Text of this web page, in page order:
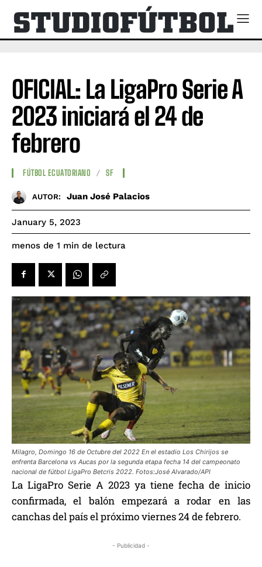
OFICIAL: La LigaPro Serie A
2023 iniciará el 24 de
febrero
FÚTBOL ECUATORIANO SF
AUTOR: Juan José Palacios
January 5, 2023
menos de 1 min de lectura
Milagro, Domingo 16 de Octubre del 2022 En el estadio Los Chirijos se
enfrenta Barcelona vs Aucas por la segunda etapa fecha 14 del campeonato
nacional de fútbol LigaPro Betcris 2022. Fotos:José Alvarado/API
La LigaPro Serie A 2023 ya tiene fecha de inicio
confirmada, el balón empezará a rodar en las
canchas del país el próximo viernes 24 de febrero.
- Publicidad -